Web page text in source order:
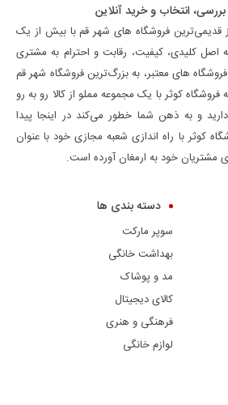
بررسی، انتخاب و خرید آنلاین
قدیمی‌ترین فروشگاه های شهر قم با بیش از یک
اصل کلیدی، کیفیت، رقابت و احترام به مشتری
های معتبر، به بزرگ‌ترین فروشگاه شهر قم
کوثر با یک مجموعه مملو از کالا رو به رو
و به ذهن شما خطور می‌کند در اینجا پیدا
کوثر با راه اندازی شعبه مجازی خود با عنوان
مشتریان خود به ارمغان آورده است.
دسته بندی ها
سوپر مارکت
بهداشت خانگی
مد و پوشاک
کالای دیجیتال
فرهنگی و هنری
لوازم خانگی